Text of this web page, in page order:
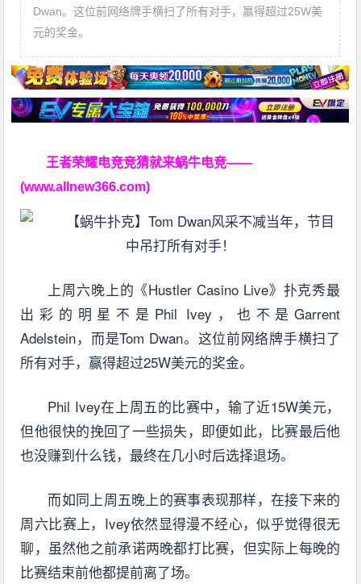
Dwan。这位前网络牌手横扫了所有对手，赢得超过25W美
元的奖金。
王者荣耀电竞竞猜就来蜗牛电竞——
(www.allnew366.com)
上周六晚上的《Hustler Casino Live》扑克秀最
出彩的明星不是Phil Ivey，也不是Garrent
Adelstein，而是Tom Dwan。这位前网络牌手横扫了
所有对手，赢得超过25W美元的奖金。
Phil Ivey在上周五的比赛中，输了近15W美元，
但他很快的挽回了一些损失，即便如此，比赛最后他
也没赚到什么钱，最终在几小时后选择退场。
而如同上周五晚上的赛事表现那样，在接下来的
周六比赛上，Ivey依然显得漫不经心，似乎觉得很无
聊，虽然他之前承诺两晚都打比赛，但实际上每晚的
比赛结束前他都提前离了场。